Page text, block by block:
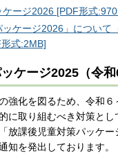
ージ2026 [PDF形式
ッケージ2026」について
式:2MB]
ケージ2025（令和
強化を図るため、令和６
に取り組むべき対策とし
放課後児童対策パッケー
知を発出しております。